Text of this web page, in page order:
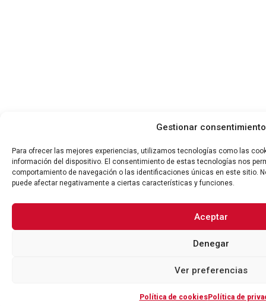
Gestionar consentimiento
Para ofrecer las mejores experiencias, utilizamos tecnologías como las
información del dispositivo. El consentimiento de estas tecnologías nos
comportamiento de navegación o las identificaciones únicas en este sitio.
puede afectar negativamente a ciertas características y funciones.
Aceptar
Denegar
Ver preferencias
Política de cookiesPolítica de